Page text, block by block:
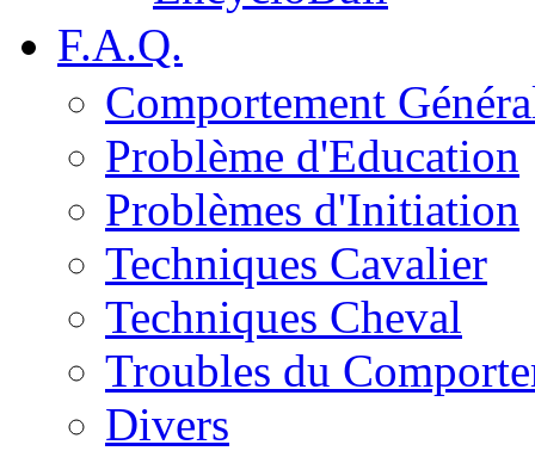
F.A.Q.
Comportement
Problème d'Education
Problèmes d'Initiation
Techniques Cavalier
Techniques Cheval
Troubles du
Divers